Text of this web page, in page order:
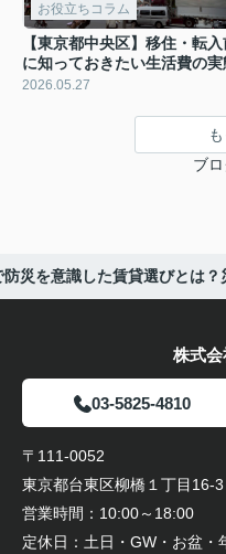
お役立ちコラム
【東京都中央区】移住・転
に知っておきたい生活費の実
2026.05.27
ブ
防災を意識した賃貸選びとは
株式
03-5825-4810
〒111-0052
東京都台東区柳橋１丁目16-
営業時間： 10:00～18:00
定休日： 土日・GW・お盆・